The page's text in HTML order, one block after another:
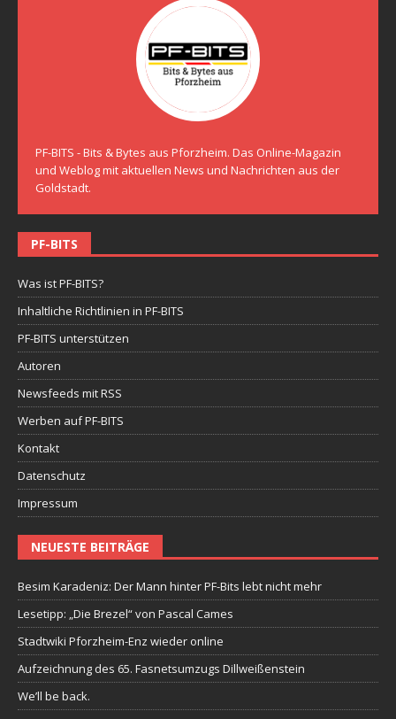
PF-BITS - Bits & Bytes aus Pforzheim. Das Online-Magazin
und Weblog mit aktuellen News und Nachrichten aus der
Goldstadt.
PF-BITS
Was ist PF-BITS?
Inhaltliche Richtlinien in PF-BITS
PF-BITS unterstützen
Autoren
Newsfeeds mit RSS
Werben auf PF-BITS
Kontakt
Datenschutz
Impressum
NEUESTE BEITRÄGE
Besim Karadeniz: Der Mann hinter PF-Bits lebt nicht mehr
Lesetipp: „Die Brezel“ von Pascal Cames
Stadtwiki Pforzheim-Enz wieder online
Aufzeichnung des 65. Fasnetsumzugs Dillweißenstein
We’ll be back.